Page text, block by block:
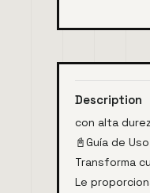
Description
con alta
📓Guía de
Transforma
Le